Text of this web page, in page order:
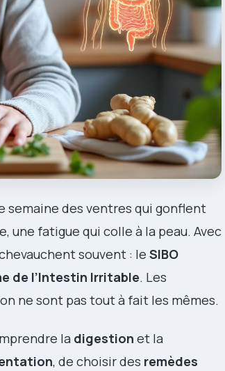
semaine des ventres qui gonflent
une fatigue qui colle à la peau. Avec
souvent : le SIBO
de l’Intestin Irritable. Les
ne sont pas tout à fait les mêmes.
la digestion et la
, de choisir des remèdes